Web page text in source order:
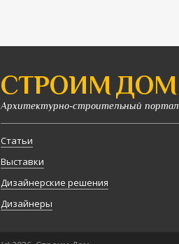
СТРОИМ ДОМ
Архитектурно-строительный портал
Статьи
Выставки
Дизайнерские решения
Дизайнеры